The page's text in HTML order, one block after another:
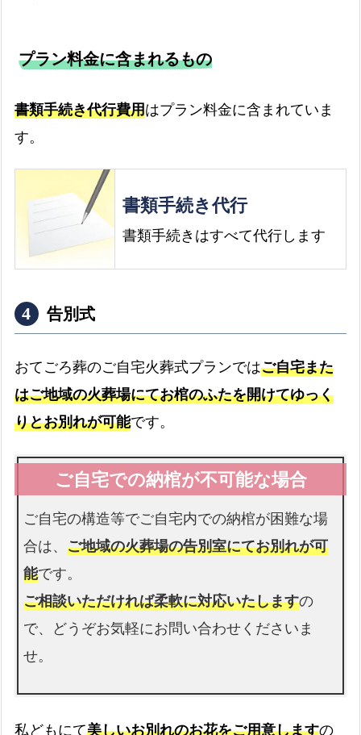
プラン料金に含まれるもの
書類手続き代行費用はプラン料金に含まれていま
す。
書類手続き代行
書類手続きはすべて代行します
告別式
おてごろ葬のご自宅火葬式プランではご自宅また
はご地域の火葬場にてお棺のふたを開けてゆっく
りとお別れが可能です。
ご自宅の構造等でご自宅内での納棺が困難な場
合は、ご地域の火葬場の告別室にてお別れが可
能です。
ご相談いただければ柔軟に対応いたしますの
で、どうぞお気軽にお問い合わせくださいま
せ。
私どもにて美しいお別れのお花をご用意しますの